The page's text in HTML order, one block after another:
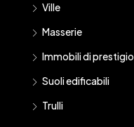
Ville
Masserie
Immobili di prestigio
Suoli edificabili
Trulli